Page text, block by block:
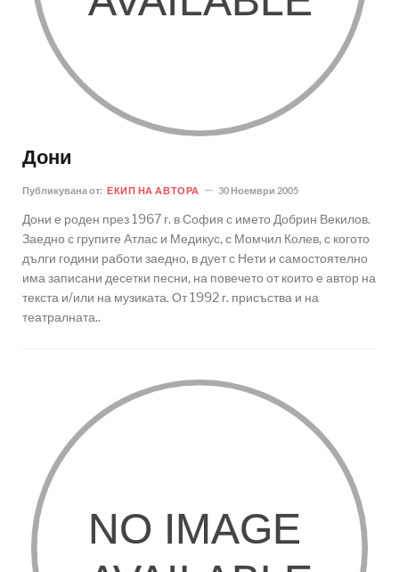
Дони
Публикувана от: ЕКИП НА АВТОРА 30 Ноември 2005
Дони е роден през 1967 г. в София с името Добрин Векилов.
Заедно с групите Атлас и Медикус, с Момчил Колев, с когото
дълги години работи заедно, в дует с Нети и самостоятелно
има записани десетки песни, на повечето от които е автор на
текста и/или на музиката. От 1992 г. присъства и на
театралната..